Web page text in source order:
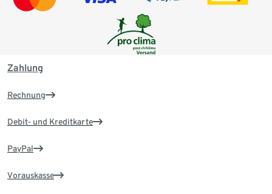
Zahlung
Rechnung
Debit- und Kreditkarte
PayPal
Vorauskasse